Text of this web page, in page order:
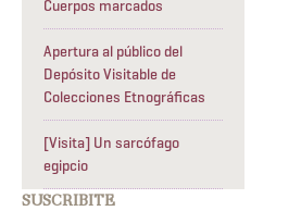
Cuerpos marcados
Apertura al público del
Depósito Visitable de
Colecciones Etnográficas
[Visita] Un sarcófago
egipcio
SUSCRIBITE